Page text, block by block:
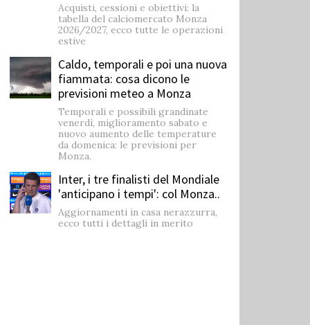
Acquisti, cessioni e obiettivi: la
tabella del calciomercato Monza
2026/2027, ecco tutte le operazioni
estive
Caldo, temporali e poi una nuova
fiammata: cosa dicono le
previsioni meteo a Monza
Temporali e possibili grandinate
venerdì, miglioramento sabato e
nuovo aumento delle temperature
da domenica: le previsioni per
Monza.
Inter, i tre finalisti del Mondiale
'anticipano i tempi': col Monza..
Aggiornamenti in casa nerazzurra,
ecco tutti i dettagli in merito